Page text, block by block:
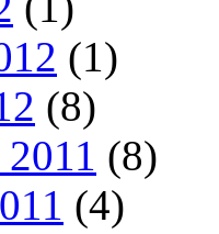
(1)
(8)
(8)
(4)